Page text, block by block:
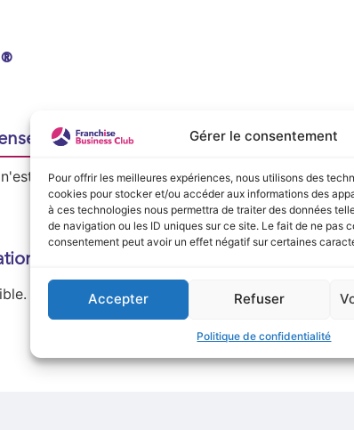
Gérer le consentement
Pour offrir les meilleures expériences, nous utilisons des
cookies pour stocker et/ou accéder aux informations des
à ces technologies nous permettra de traiter des données
de navigation ou les ID uniques sur ce site. Le fait de ne pas
consentement peut avoir un effet négatif sur certaines
Accepter Refuser
Politique de confidentialité
:
disponible actuellement !